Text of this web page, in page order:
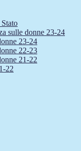
sulle donne 23-24
23-24
22-23
21-22
22